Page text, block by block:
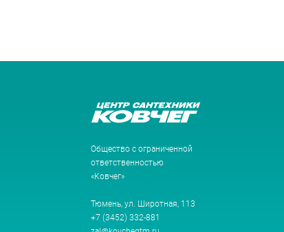
Общество с ограниченной
ответственностью
«Ковчег»
Тюмень, ул. Широтная, 113
+7 (3452) 332-881